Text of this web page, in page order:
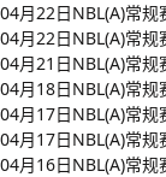
04月22日NBL(A)常
04月22日NBL(A)常
04月21日NBL(A)常
04月18日NBL(A)常
04月17日NBL(A)常
04月17日NBL(A)常
04月16日NBL(A)常